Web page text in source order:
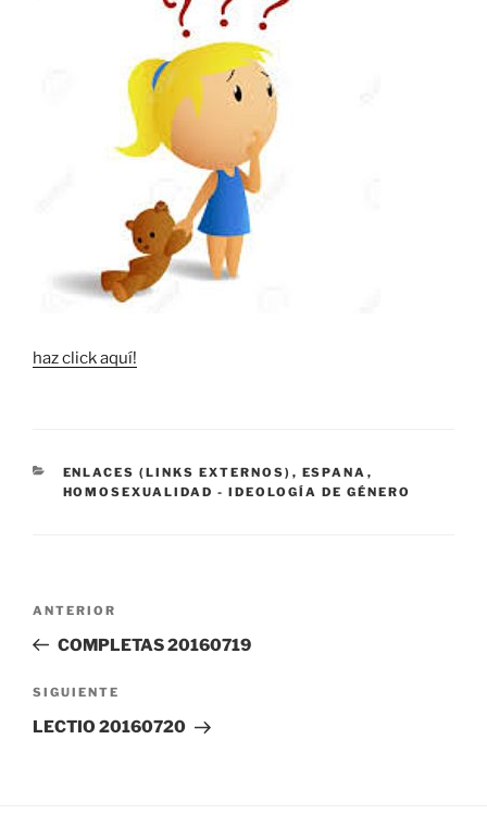
haz click aquí!
CATEGORÍAS
ENLACES (LINKS EXTERNOS) , ESPANA ,
HOMOSEXUALIDAD - IDEOLOGÍA DE GÉNERO
entradas
Entrada
anterior:
ANTERIOR
COMPLETAS 20160719
Siguiente
entrada
SIGUIENTE
LECTIO 20160720